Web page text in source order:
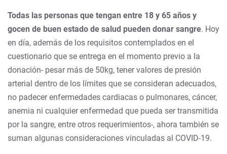
Todas las personas que tengan entre 18 y 65 años y
gocen de buen estado de salud pueden donar sangre. Hoy
en día, además de los requisitos contemplados en el
cuestionario que se entrega en el momento previo a la
donación- pesar más de 50kg, tener valores de presión
arterial dentro de los límites que se consideran adecuados,
no padecer enfermedades cardiacas o pulmonares, cáncer,
anemia ni cualquier enfermedad que pueda ser transmitida
por la sangre, entre otros requerimientos-, ahora también se
suman algunas consideraciones vinculadas al COVID-19.